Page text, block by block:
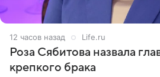
12 часов назад Life.ru
Роза Сябитова назвала
крепкого брака